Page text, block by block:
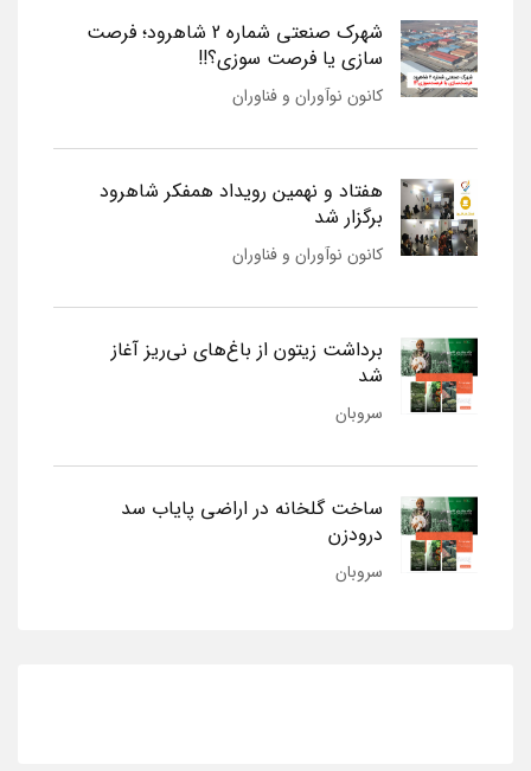
شهرک صنعتی شماره 2 شاهرود؛ فرصت
سازی یا فرصت سوزی؟!!
کانون نوآوران و فناوران
هفتاد و نهمین رویداد همفکر شاهرود
برگزار شد
کانون نوآوران و فناوران
برداشت زیتون از باغ‌های نی‌ریز آغاز
شد
سروبان
ساخت گلخانه در اراضی پایاب سد
درودزن
سروبان